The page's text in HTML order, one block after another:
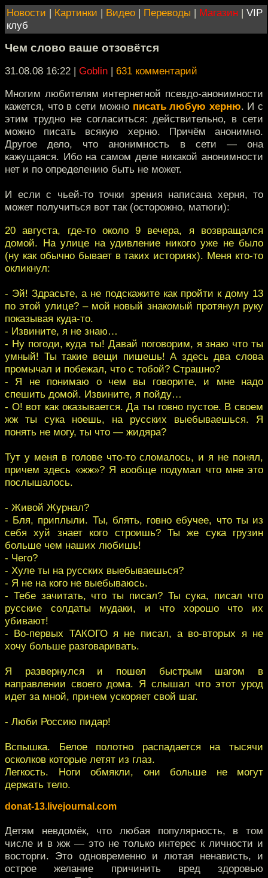
Новости | Картинки | Видео | Переводы | Магазин | VIP
клуб
Чем слово ваше отзовётся
31.08.08 16:22 | Goblin | 631 комментарий
Многим любителям интернетной псевдо-анонимности
кажется, что в сети можно писать любую херню. И с
этим трудно не согласиться: действительно, в сети
можно писать всякую херню. Причём анонимно.
Другое дело, что анонимность в сети — она
кажущаяся. Ибо на самом деле никакой анонимности
нет и по определению быть не может.
И если с чьей-то точки зрения написана херня, то
может получиться вот так (осторожно, матюги):
20 августа, где-то около 9 вечера, я возвращался
домой. На улице на удивление никого уже не было
(ну как обычно бывает в таких историях). Меня кто-то
окликнул:
- Эй! Здрасьте, а не подскажите как пройти к дому 13
по этой улице? – мой новый знакомый протянул руку
показывая куда-то.
- Извините, я не знаю…
- Ну погоди, куда ты! Давай поговорим, я знаю что ты
умный! Ты такие вещи пишешь! А здесь два слова
промычал и побежал, что с тобой? Страшно?
- Я не понимаю о чем вы говорите, и мне надо
спешить домой. Извините, я пойду…
- О! вот как оказывается. Да ты говно пустое. В своем
жж ты сука ноешь, на русских выебываешься. Я
понять не могу, ты что — жидяра?
Тут у меня в голове что-то сломалось, и я не понял,
причем здесь «жж»? Я вообще подумал что мне это
послышалось.
- Живой Журнал?
- Бля, приплыли. Ты, блять, говно ебучее, что ты из
себя хуй знает кого строишь? Ты же сука грузин
больше чем наших любишь!
- Чего?
- Хуле ты на русских выебываешься?
- Я не на кого не выебываюсь.
- Тебе зачитать, что ты писал? Ты сука, писал что
русские солдаты мудаки, и что хорошо что их
убивают!
- Во-первых ТАКОГО я не писал, а во-вторых я не
хочу больше разговаривать.
Я развернулся и пошел быстрым шагом в
направлении своего дома. Я слышал что этот урод
идет за мной, причем ускоряет свой шаг.
- Люби Россию пидар!
Вспышка. Белое полотно распадается на тысячи
осколков которые летят из глаз.
Легкость. Ноги обмякли, они больше не могут
держать тело.
donat-13.livejournal.com
Детям невдомёк, что любая популярность, в том
числе и в жж — это не только интерес к личности и
восторги. Это одновременно и лютая ненависть, и
острое желание причинить вред здоровью